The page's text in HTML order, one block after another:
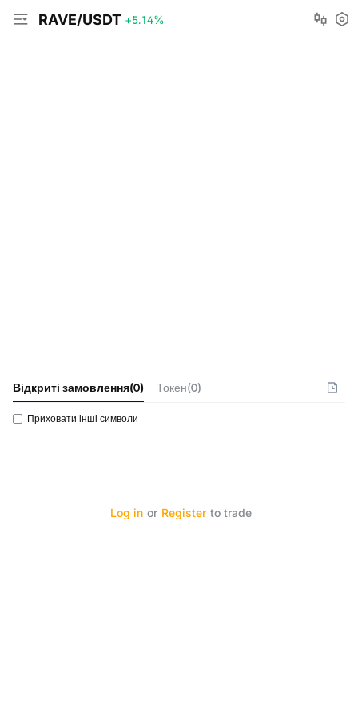
RAVE/USDT +5.14%
Відкриті замовлення(0) Токен(0)
Приховати інші символи
Log in or Register to trade